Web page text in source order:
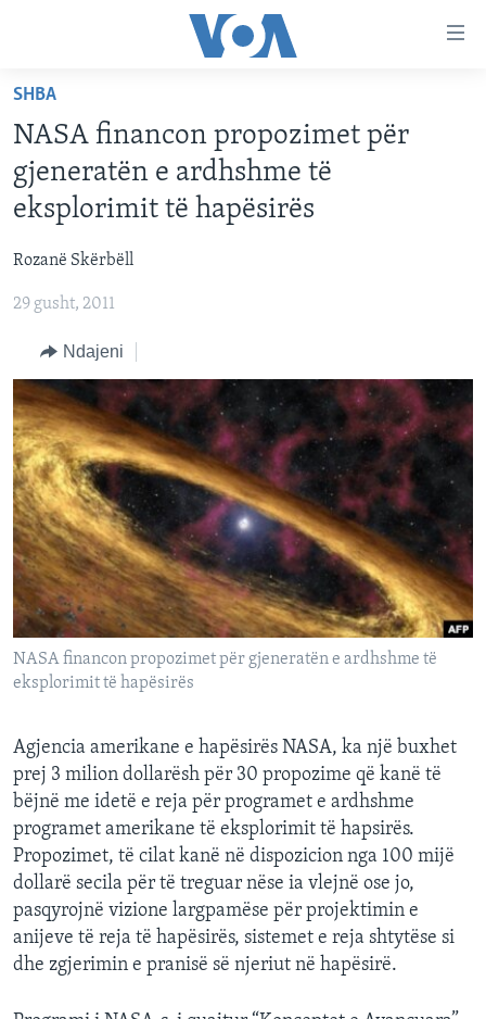
faqen
kryesore
Kalo
tek
faqja
Kalo
tek
FAQJA KRYESORE
AMERIKA
BOTA
MJEDISI
KULTURË
SHKENCË DHE TEKNOLOGJI
SHËNDETËSI
INTERVISTA
DITARI
DITARI
Learning English
FOLLOW US
Gjuhët
SHBA
NASA financon propozimet për
gjeneratën e ardhshme të
eksplorimit të hapësirës
Rozanë Skërbëll
29 gusht, 2011
Ndajeni
NASA financon propozimet për gjeneratën e ardhshme të
eksplorimit të hapësirës
Agjencia amerikane e hapësirës NASA, ka një buxhet
prej 3 milion dollarësh për 30 propozime që kanë të
bëjnë me idetë e reja për programet e ardhshme
programet amerikane të eksplorimit të hapsirës.
Propozimet, të cilat kanë në dispozicion nga 100 mijë
dollarë secila për të treguar nëse ia vlejnë ose jo,
pasqyrojnë vizione largpamëse për projektimin e
anijeve të reja të hapësirës, sistemet e reja shtytëse si
dhe zgjerimin e pranisë së njeriut në hapësirë.